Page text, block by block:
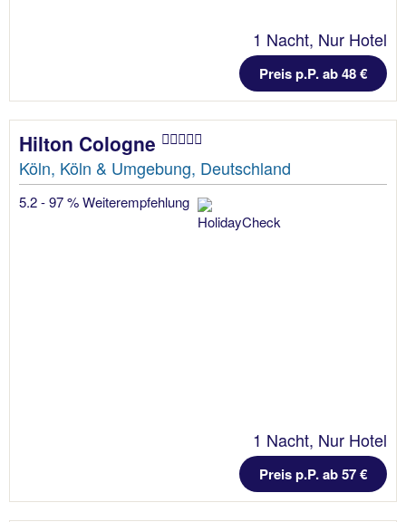
1 Nacht, Nur Hotel
Preis p.P. ab 48 €
Hilton Cologne
Köln, Köln & Umgebung, Deutschland
5.2 - 97 % Weiterempfehlung
1 Nacht, Nur Hotel
Preis p.P. ab 57 €